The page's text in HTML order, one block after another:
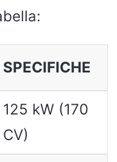
SPECIFICHE
125 kW (170
CV)